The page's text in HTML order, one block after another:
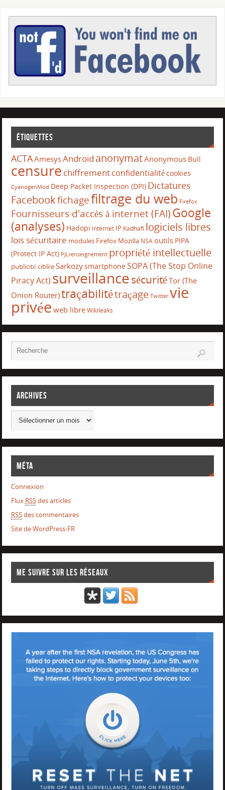
Étiquettes
ACTAAmesysAndroid anonymatAnonymous Bull
censure chiffrementconfidentialitécookies
CyanogenMod Deep Packet Inspection (DPI) Dictatures
Facebookfichagefiltrage du web Firefox
Fournisseurs d'accès à internet (FAI)Google
(analyses) Hadopi internet IP Kadhafi logiciels libres
lois sécuritaire modules Firefox Mozilla NSA outils PIPA
(Protect IP Act) PJLrenseignement propriété intellectuelle
publicité cibléeSarkozysmartphoneSOPA (The Stop Online
Piracy Act) surveillancesécuritéTor (The
Onion Router)traçabilitétraçage Twitter vie
privée web libreWikileaks
Archives
Méta
Connexion
Flux RSSdes articles
RSSdes commentaires
Site de WordPress-FR
Me suivre sur les réseaux